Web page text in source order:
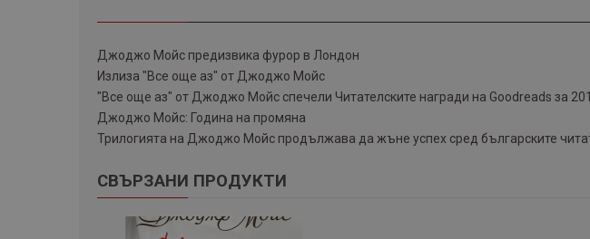
Джоджо Мойс предизвика фурор в Лондон
Излиза "Все още аз" от Джоджо Мойс
"Все още аз" от Джоджо Мойс спечели Читателските награди на Goodreads за
Джоджо Мойс: Година на промяна
Трилогията на Джоджо Мойс продължава да жъне успех сред българските
СВЪРЗАНИ ПРОДУКТИ